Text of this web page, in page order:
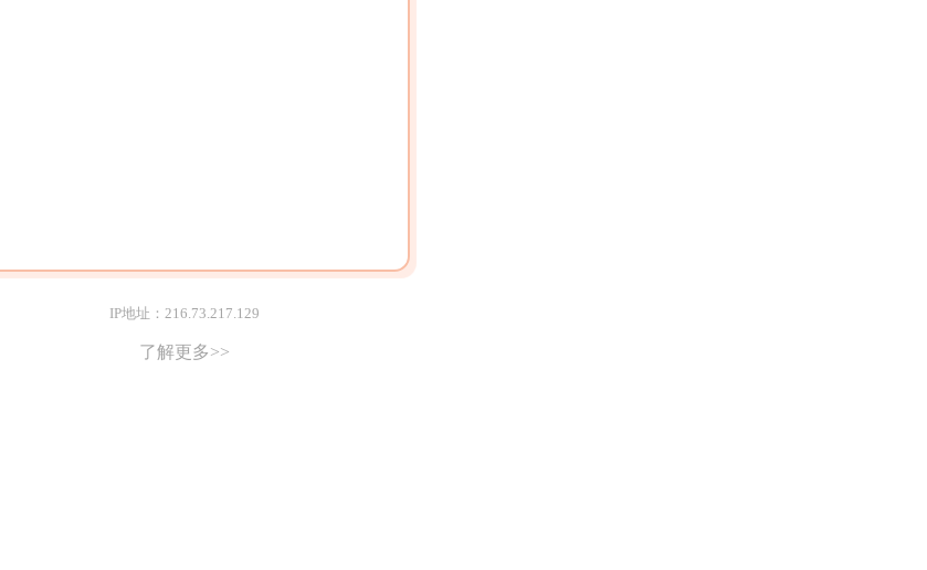
IP地址：216.73.217.129
了解更多>>